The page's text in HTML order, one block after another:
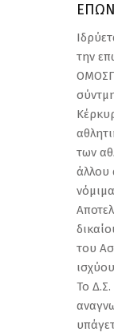
την
των
άλλου
του
Το Δ.Σ.